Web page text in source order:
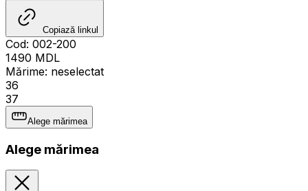
Copiază linkul
Cod: 002-200
1490 MDL
Mărime: neselectat
36
37
Alege mărimea
Alege mărimea